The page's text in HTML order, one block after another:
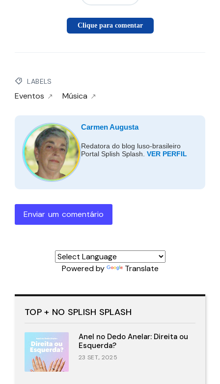
Clique para comentar
LABELS
Eventos Música
Carmen Augusta
Redatora do blog luso-brasileiro
Portal Splish Splash. VER PERFIL
Enviar um comentário
Powered by Translate
TOP + NO SPLISH SPLASH
Anel no Dedo Anelar: Direita ou
Esquerda?
23 SET., 2025